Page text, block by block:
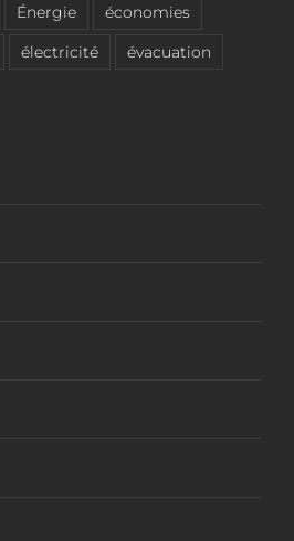
Énergie
économies
électricité évacuation